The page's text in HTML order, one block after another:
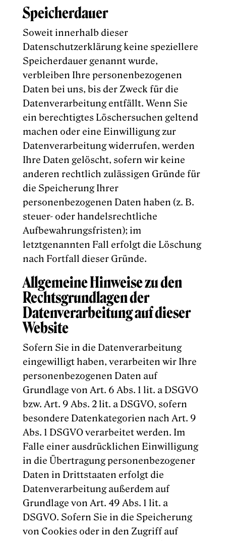
Speicherdauer
Soweit innerhalb dieser
Datenschutzerklärung keine speziellere
Speicherdauer genannt wurde,
verbleiben Ihre personenbezogenen
Daten bei uns, bis der Zweck für die
Datenverarbeitung entfällt. Wenn Sie
ein berechtigtes Löschersuchen geltend
machen oder eine Einwilligung zur
Datenverarbeitung widerrufen, werden
Ihre Daten gelöscht, sofern wir keine
anderen rechtlich zulässigen Gründe für
die Speicherung Ihrer
personenbezogenen Daten haben (z. B.
steuer- oder handelsrechtliche
Aufbewahrungsfristen); im
letztgenannten Fall erfolgt die Löschung
nach Fortfall dieser Gründe.
Allgemeine Hinweise zu den
Rechtsgrundlagen der
Datenverarbeitung auf dieser
Website
Sofern Sie in die Datenverarbeitung
eingewilligt haben, verarbeiten wir Ihre
personenbezogenen Daten auf
Grundlage von Art. 6 Abs. 1 lit. a DSGVO
bzw. Art. 9 Abs. 2 lit. a DSGVO, sofern
besondere Datenkategorien nach Art. 9
Abs. 1 DSGVO verarbeitet werden. Im
Falle einer ausdrücklichen Einwilligung
in die Übertragung personenbezogener
Daten in Drittstaaten erfolgt die
Datenverarbeitung außerdem auf
Grundlage von Art. 49 Abs. 1 lit. a
DSGVO. Sofern Sie in die Speicherung
von Cookies oder in den Zugriff auf